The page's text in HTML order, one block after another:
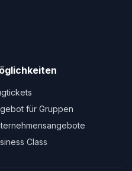
für Gruppen
Class